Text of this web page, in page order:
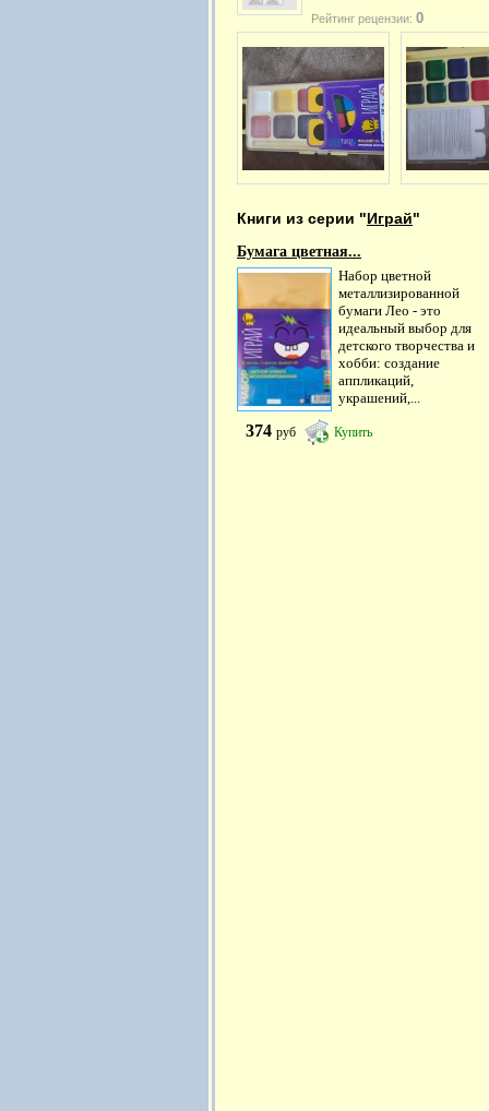
Рейтинг рецензии: 0
Книги из серии "Играй"
Бумага цветная...
Набор цветной
металлизированной
бумаги Лео - это
идеальный выбор для
детского творчества и
хобби: создание
аппликаций,
украшений,...
374 руб Купить